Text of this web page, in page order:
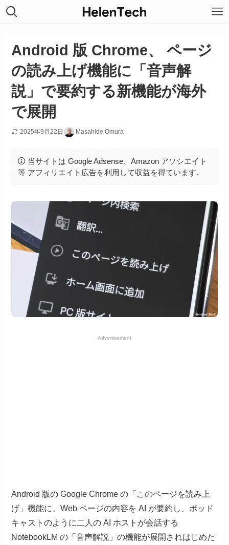
Android 版 Chrome、 ページ
の読み上げ機能に「音声解
説」で要約する新機能が海外
で展開
2025年9月22日 Masahide Omura
当サイトは Google Adsense、Amazon アソシエイト
等 アフィリエイト広告を利用して収益を得ています.
Advertisement
Android 版の Google Chrome の「このページを読み上
げ」機能に、Web ページの内容を AI が要約し、ポッド
キャストのように二人の AI ホストが会話する
NotebookLM の「音声解説」の機能が展開されはじめた